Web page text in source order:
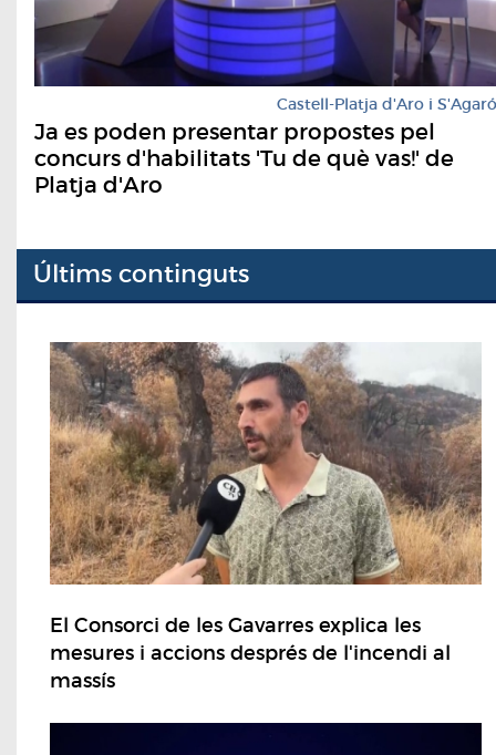
Castell-Platja d'Aro i S'Agaró
Ja es poden presentar propostes pel
concurs d'habilitats 'Tu de què vas!' de
Platja d'Aro
Últims continguts
El Consorci de les Gavarres explica les
mesures i accions després de l'incendi al
massís